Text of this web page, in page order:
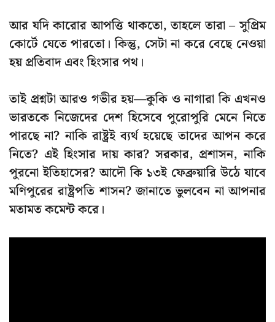
আর যদি কারোর আপত্তি থাকতো, তাহলে তারা – সুপ্রিম
কোর্টে যেতে পারতো। কিন্তু, সেটা না করে বেছে নেওয়া
হয় প্রতিবাদ এবং হিংসার পথ।
তাই প্রশ্নটা আরও গভীর হয়—কুকি ও নাগারা কি এখনও
ভারতকে নিজেদের দেশ হিসেবে পুরোপুরি মেনে নিতে
পারছে না? নাকি রাষ্ট্রই ব্যর্থ হয়েছে তাদের আপন করে
নিতে? এই হিংসার দায় কার? সরকার, প্রশাসন, নাকি
পুরনো ইতিহাসের? আদৌ কি ১৩ই ফেব্রুয়ারি উঠে যাবে
মণিপুরের রাষ্ট্রপতি শাসন? জানাতে ভুলবেন না আপনার
মতামত কমেন্ট করে।